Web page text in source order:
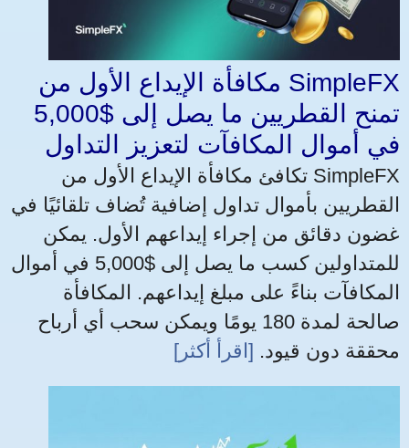
مكافأة الإيداع الأول من SimpleFX
تمنح القطريين ما يصل إلى $5,000
في أموال المكافآت لتعزيز التداول
تكافئ مكافأة الإيداع الأول من SimpleFX
القطريين بأموال تداول إضافية تُضاف تلقائيًا في
غضون دقائق من إجراء إيداعهم الأول. يمكن
للمتداولين كسب ما يصل إلى $5,000 في أموال
المكافآت بناءً على مبلغ إيداعهم. المكافأة
صالحة لمدة 180 يومًا ويمكن سحب أي أرباح
محققة دون قيود. [اقرأ أكثر]